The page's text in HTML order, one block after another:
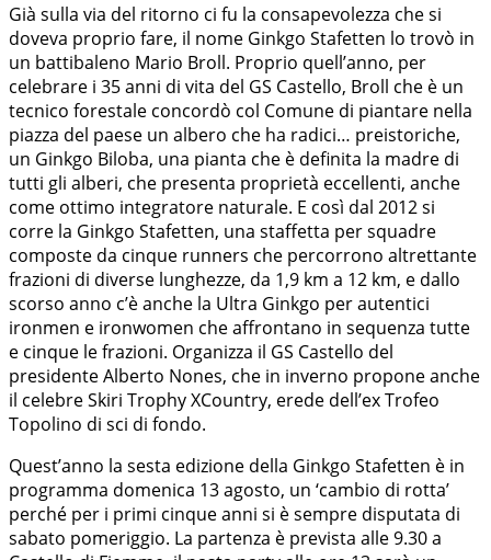
Già sulla via del ritorno ci fu la consapevolezza che si
doveva proprio fare, il nome Ginkgo Stafetten lo trovò in
un battibaleno Mario Broll. Proprio quell’anno, per
celebrare i 35 anni di vita del GS Castello, Broll che è un
tecnico forestale concordò col Comune di piantare nella
piazza del paese un albero che ha radici… preistoriche,
un Ginkgo Biloba, una pianta che è definita la madre di
tutti gli alberi, che presenta proprietà eccellenti, anche
come ottimo integratore naturale. E così dal 2012 si
corre la Ginkgo Stafetten, una staffetta per squadre
composte da cinque runners che percorrono altrettante
frazioni di diverse lunghezze, da 1,9 km a 12 km, e dallo
scorso anno c’è anche la Ultra Ginkgo per autentici
ironmen e ironwomen che affrontano in sequenza tutte
e cinque le frazioni. Organizza il GS Castello del
presidente Alberto Nones, che in inverno propone anche
il celebre Skiri Trophy XCountry, erede dell’ex Trofeo
Topolino di sci di fondo.
Quest’anno la sesta edizione della Ginkgo Stafetten è in
programma domenica 13 agosto, un ‘cambio di rotta’
perché per i primi cinque anni si è sempre disputata di
sabato pomeriggio. La partenza è prevista alle 9.30 a